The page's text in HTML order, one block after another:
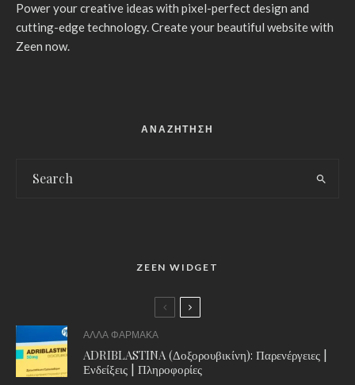
Power your creative ideas with pixel-perfect design and
cutting-edge technology. Create your beautiful website with
Zeen now.
ΑΝΑΖΗΤΗΣΗ
ZEEN WIDGET
ΑΛΛΑ ΦΑΡΜΑΚΑ
ADRIBLASTINA (Δοξορουβικίνη): Παρενέργειες |
Ενδείξεις | Πληροφορίες